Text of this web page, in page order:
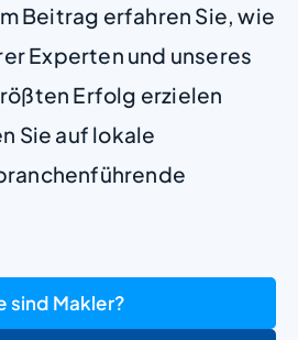
Beitrag erfahren Sie, wie
Experten und unseres
Erfolg erzielen
Sie auf lokale
sind Makler?